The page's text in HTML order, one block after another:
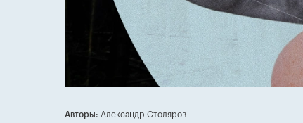
Авторы: Александр Столяров